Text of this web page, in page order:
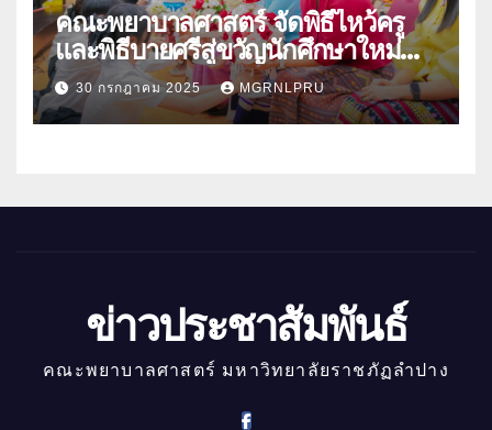
คณะพยาบาลศาสตร์ จัดพิธีไหว้ครู
และพิธีบายศรีสู่ขวัญนักศึกษาใหม่
ประจำปีการศึกษา 2568
30 กรกฎาคม 2025 MGRNLPRU
ข่าวประชาสัมพันธ์
คณะพยาบาลศาสตร์ มหาวิทยาลัยราชภัฏลำปาง